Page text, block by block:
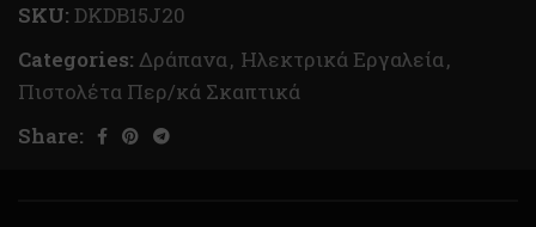
SKU: DKDB15J20
Categories: Δράπανα, Ηλεκτρικά Εργαλεία,
Πιστολέτα Περ/κά Σκαπτικά
Share: